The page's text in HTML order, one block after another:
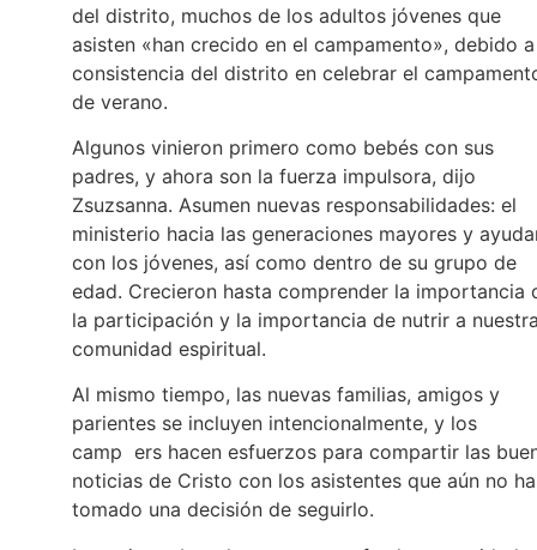
del distrito, muchos de los adultos jóvenes que
asisten «han crecido en el campamento», debido
consistencia del distrito en celebrar el
de verano.
Algunos vinieron primero como bebés con sus
padres, y ahora son la fuerza impulsora, dijo
Zsuzsanna. Asumen nuevas responsabilidades: el
ministerio hacia las generaciones mayores y
con los jóvenes, así como dentro de su grupo de
edad. Crecieron hasta comprender la importancia
la participación y la importancia de nutrir a
comunidad espiritual.
Al mismo tiempo, las nuevas familias, amigos y
parientes se incluyen intencionalmente, y los
camp ers hacen esfuerzos para compartir las
noticias de Cristo con los asistentes que aún no
tomado una decisión de seguirlo.